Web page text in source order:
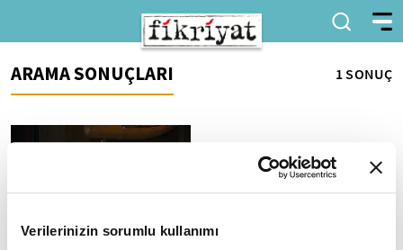
Verilerinizin sorumlu kullanımı
ARAMA SONUÇLARI 1 SONUÇ